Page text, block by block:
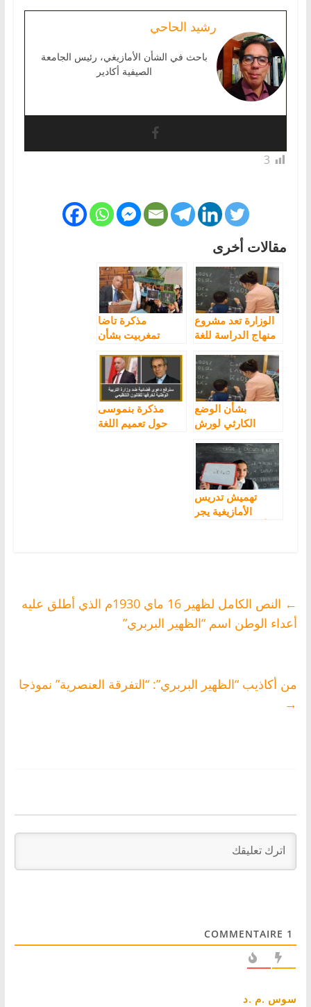
رشيد الحاحي
باحث في الشأن الأمازيغي، رئيس الجامعة
الصيفية أكادير
3
مقالات أخرى
الوزارة تعد مشروع
منهاج الدراسة للغة
مذكرة تاضا
تمغربيت بشأن
الأمازيغية وسبل
النهوض به
بشأن الوضع
الكارثي لورش
الأمازيغية
مذكرة بنموسى
حول تعميم اللغة
تهميش تدريس
الأمازيغية يجر
←
النص الكامل لظهير 16 ماي 1930م الذي أطلق عليه
أعداء الوطن اسم “الظهير البربري”
من أكاذيب “الظهير البربري”: “التفرقة العنصرية” نموذجا
→
1
سوس .م .د